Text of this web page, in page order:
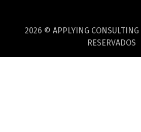
2026 © APPLYING CONSULTING
RESERVADOS